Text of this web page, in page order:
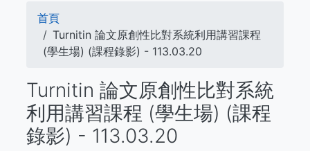
導
航
連
結
首頁
Turnitin 論文原創性比對系統利用講習課程
(學生場) (課程錄影) - 113.03.20
Turnitin 論文原創性比對系統
利用講習課程 (學生場) (課程
錄影) - 113.03.20